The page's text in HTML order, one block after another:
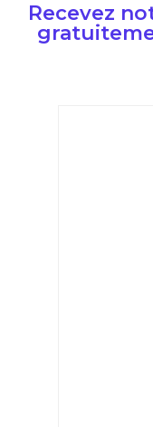
Recevez